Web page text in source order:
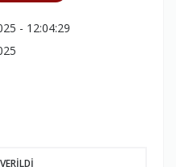
- 12:04:29